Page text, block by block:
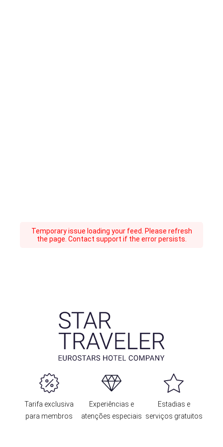
Temporary issue loading your feed. Please refresh
the page. Contact support if the error persists.
Tarifa exclusiva
para membros
Experiências e
atenções especiais
Estadias e
serviços gratuitos